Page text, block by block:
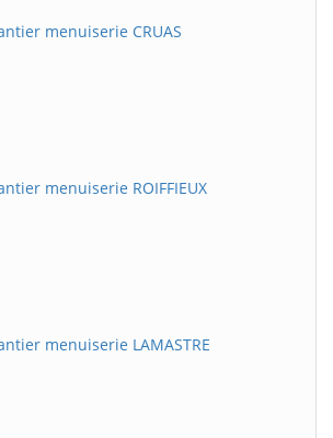
menuiserie CRUAS
menuiserie ROIFFIEUX
menuiserie LAMASTRE